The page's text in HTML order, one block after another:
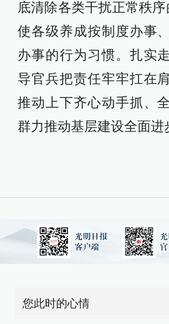
底清除各类干扰正常秩序
使各级养成按制度办事
办事的行为习惯。扎实
导官兵把责任牢牢扛在
推动上下齐心动手抓、
群力推动基层建设全面进
您此时的心情